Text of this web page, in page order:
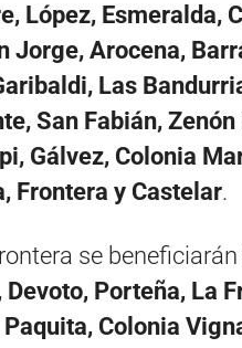
López, Esmeralda,
Jorge, Arocena,
Las
San Fabián,
Gálvez, Colonia
Frontera y Castelar.
se beneficiarán
Porteña, La
Colonia